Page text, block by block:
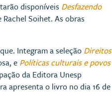
disponíveis Desfazendo
Soihet. As obras
Integram a seleção Direitos
e Políticas culturais e povos
da Editora Unesp
apresenta o livro no dia 16 de